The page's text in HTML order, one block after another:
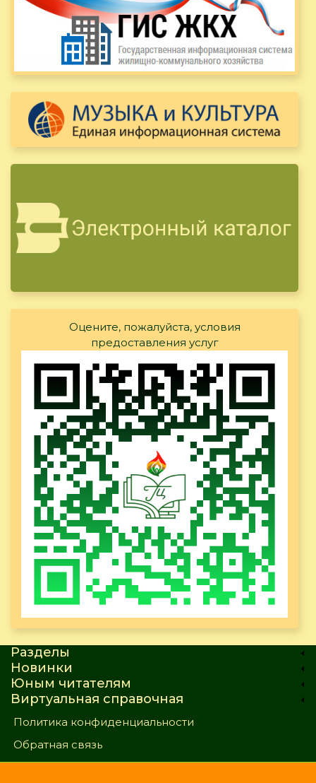
Оцените, пожалуйста, условия
предоставления услуг
Разделы
Новинки
Юным читателям
Виртуальная справочная
Политика конфиденциальности
Обратная связь